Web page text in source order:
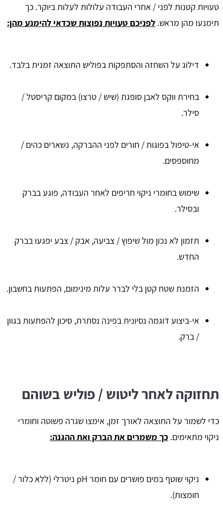
טעויות קטנות לפני / אחרי העבודה עלולות לעלות ביוקר. כך
תימנעו מהן מראש. לפניכם טעויות נפוצות שכדאי להימנע מהן:
דילוג על השחזה והסתפקות בפוליש התוצאה זמנית בלבד.
בחירת ווקס לאבן סופגת (שיש / טרצו) במקום קריסטל /
סילר.
אי-טיפול בפוגות / חורים לפני ההברקה, נשארים כהים /
מחוספסים.
שימוש בחומרי ניקוי חריפים לאחר העבודה, פוגע בברק
ובסילר.
תזמון לא נכון מול שיפוץ / צביעה, אבק / צבע יפגעו בברק
החדש.
הזמנת שטח קטן בלי לברר עלות מינימום, הפתעות בחשבון.
אי-ביצוע דוגמה נסיונית בפינה נסתרת, סיכון להפתעות בגוון
/ ברק.
תחזוקה לאחר ליטוש / פוליש בשוהם
כדי לשמור על התוצאה לאורך זמן, אימצו שגרה פשוטה וחומרי
ניקוי מתאימים. כך משמרים את הברק ואת ההגנה:
ניקוי שוטף במים פושרים עם חומר pH ניטרלי (ללא כלור /
חומצות).